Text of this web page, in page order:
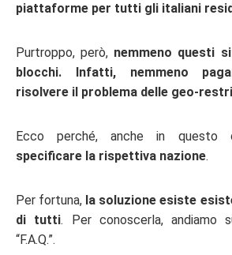
piattaforme per tutti gli italiani
Purtroppo, però, nemmeno questi
blocchi. Infatti, nemmeno
risolvere il problema delle geo-
Ecco perché, anche in questo
specificare la rispettiva nazione.
Per fortuna, la soluzione esiste
di tutti. Per conoscerla, andiamo
“F.A.Q.”.